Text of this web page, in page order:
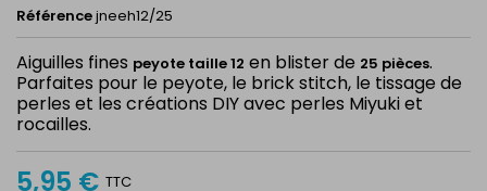
Référencejneeh12/25
Aiguilles fines peyote taille 12 en blister de 25 pièces.
Parfaites pour le peyote, le brick stitch, le tissage de
perles et les créations DIY avec perles Miyuki et
rocailles.
5,95 € TTC